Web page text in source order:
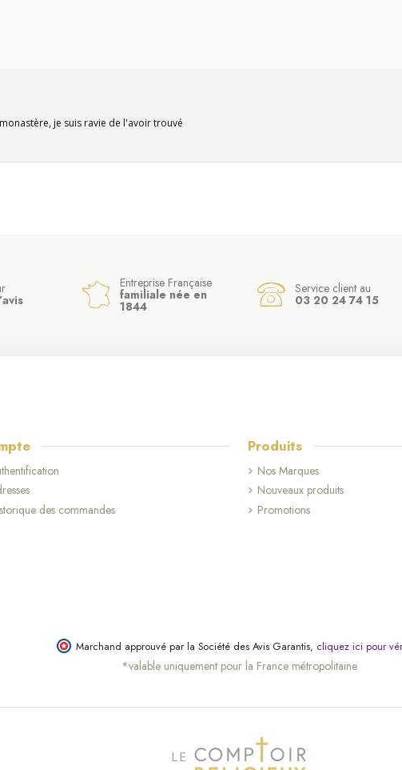
(1 avis)
je suis ravie de l'avoir trouvé
Entreprise Française
familiale née en
1844
Service client au
03 20 24 74 15
des commandes
Produits
Nos Marques
Nouveaux produits
Promotions
Marchand approuvé par la Société des Avis Garantis, cliquez ici pour
*valable uniquement pour la France métropolitaine